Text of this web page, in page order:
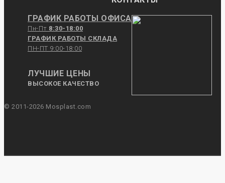
ГРАФИК РАБОТЫ ОФИСА
Пн-Пт 8:30-18:00
ГРАФИК РАБОТЫ СКЛАДА
ПН-ПТ 9:00-18:00
ЛУЧШИЕ ЦЕНЫ
ВЫСОКОЕ КАЧЕСТВО
© 2011-2026 Mosplast.com